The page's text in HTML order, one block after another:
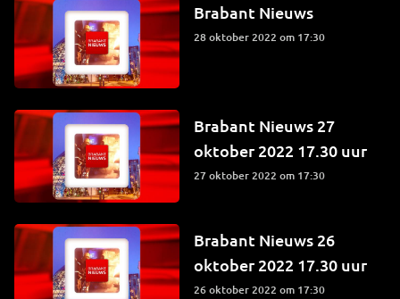
Brabant Nieuws
28 oktober 2022 om 17:30
Brabant Nieuws 27
oktober 2022 17.30 uur
27 oktober 2022 om 17:30
Brabant Nieuws 26
oktober 2022 17.30 uur
26 oktober 2022 om 17:30